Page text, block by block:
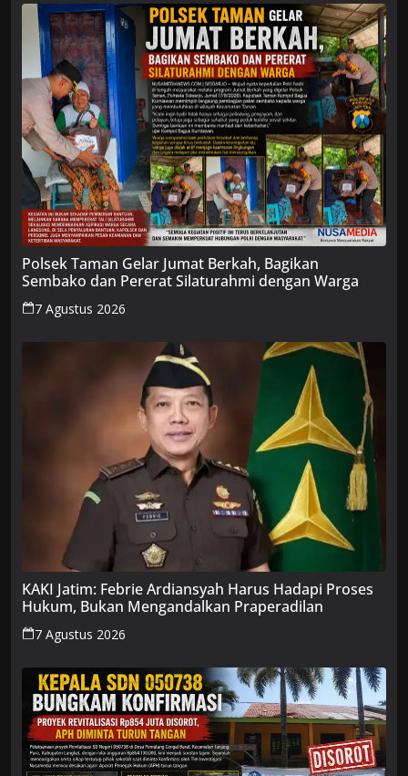
Polsek Taman Gelar Jumat Berkah, Bagikan
Sembako dan Pererat Silaturahmi dengan Warga
7 Agustus 2026
KAKI Jatim: Febrie Ardiansyah Harus Hadapi Proses
Hukum, Bukan Mengandalkan Praperadilan
7 Agustus 2026